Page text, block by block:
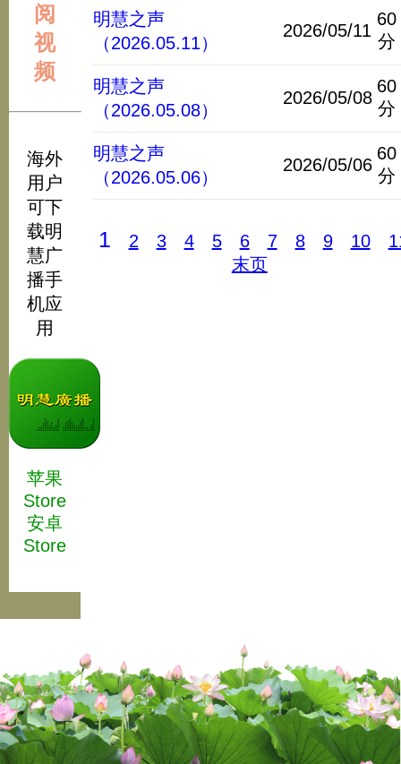
阅
视
频
海外
用户
可下
载明
慧广
播手
机应
用
苹果
Store
安卓
Store
明慧之声
（2026.05.11）
2026/05/11
60
分
明慧之声
（2026.05.08）
2026/05/08
60
分
明慧之声
（2026.05.06）
2026/05/06
60
分
1 2 3 4 5 6 7 8 9 10
末页